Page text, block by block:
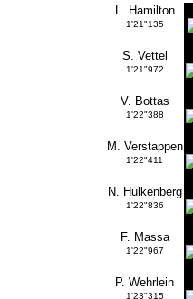
L. Hamilton
1'21"135
S. Vettel
1'21"972
V. Bottas
1'22"388
M. Verstappen
1'22"411
N. Hulkenberg
1'22"836
F. Massa
1'22"967
P. Wehrlein
1'23"315